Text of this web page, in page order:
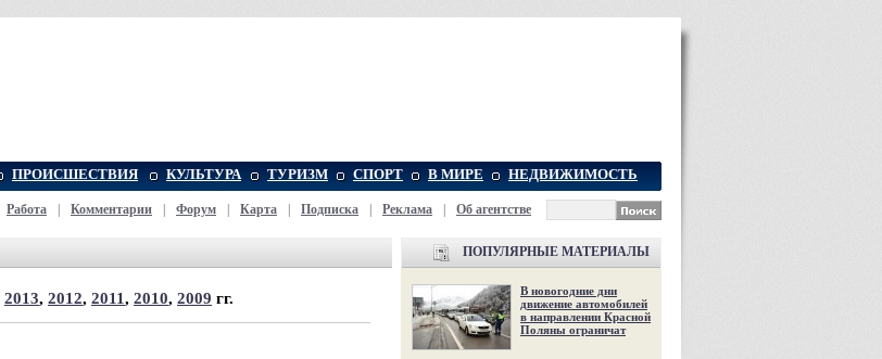
ПРОИСШЕСТВИЯ КУЛЬТУРА ТУРИЗМ СПОРТ В МИРЕ НЕДВИЖИМОСТЬ
Работа Комментарии Форум Карта Подписка Реклама Об агентстве
2013, 2012, 2011, 2010, 2009 гг.
ПОПУЛЯРНЫЕ МАТЕРИАЛЫ
В новогодние дни
движение автомобилей
в направлении Красной
Поляны ограничат